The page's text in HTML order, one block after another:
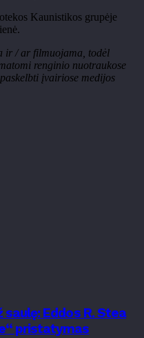
Kaunistikos grupėje
ir / ar filmuojama, todėl
renginio nuotraukose
įvairiose medijos
saulę: Eddos R. Stea
pristatymas